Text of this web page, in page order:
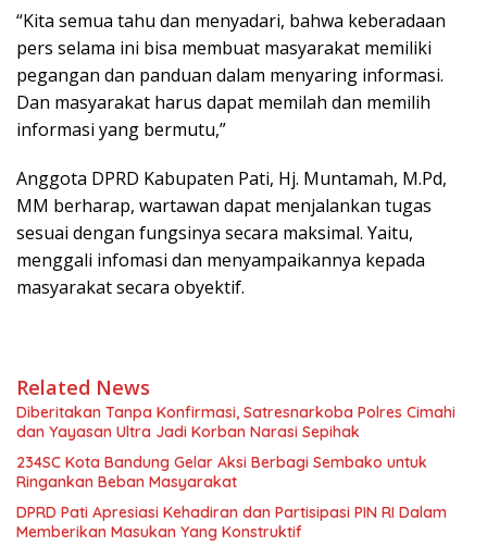
“Kita semua tahu dan menyadari, bahwa keberadaan
pers selama ini bisa membuat masyarakat memiliki
pegangan dan panduan dalam menyaring informasi.
Dan masyarakat harus dapat memilah dan memilih
informasi yang bermutu,”
Anggota DPRD Kabupaten Pati, Hj. Muntamah, M.Pd,
MM berharap, wartawan dapat menjalankan tugas
sesuai dengan fungsinya secara maksimal. Yaitu,
menggali infomasi dan menyampaikannya kepada
masyarakat secara obyektif.
Related News
Diberitakan Tanpa Konfirmasi, Satresnarkoba Polres Cimahi
dan Yayasan Ultra Jadi Korban Narasi Sepihak
234SC Kota Bandung Gelar Aksi Berbagi Sembako untuk
Ringankan Beban Masyarakat
DPRD Pati Apresiasi Kehadiran dan Partisipasi PIN RI Dalam
Memberikan Masukan Yang Konstruktif